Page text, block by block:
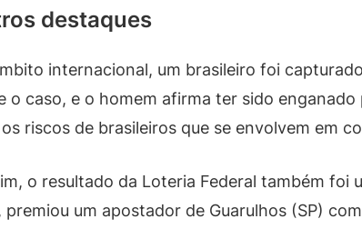
destaques
internacional, um brasileiro foi
o caso, e o homem afirma ter sido
riscos de brasileiros que se envolvem em
o resultado da Loteria Federal também
premiou um apostador de Guarulhos (SP)